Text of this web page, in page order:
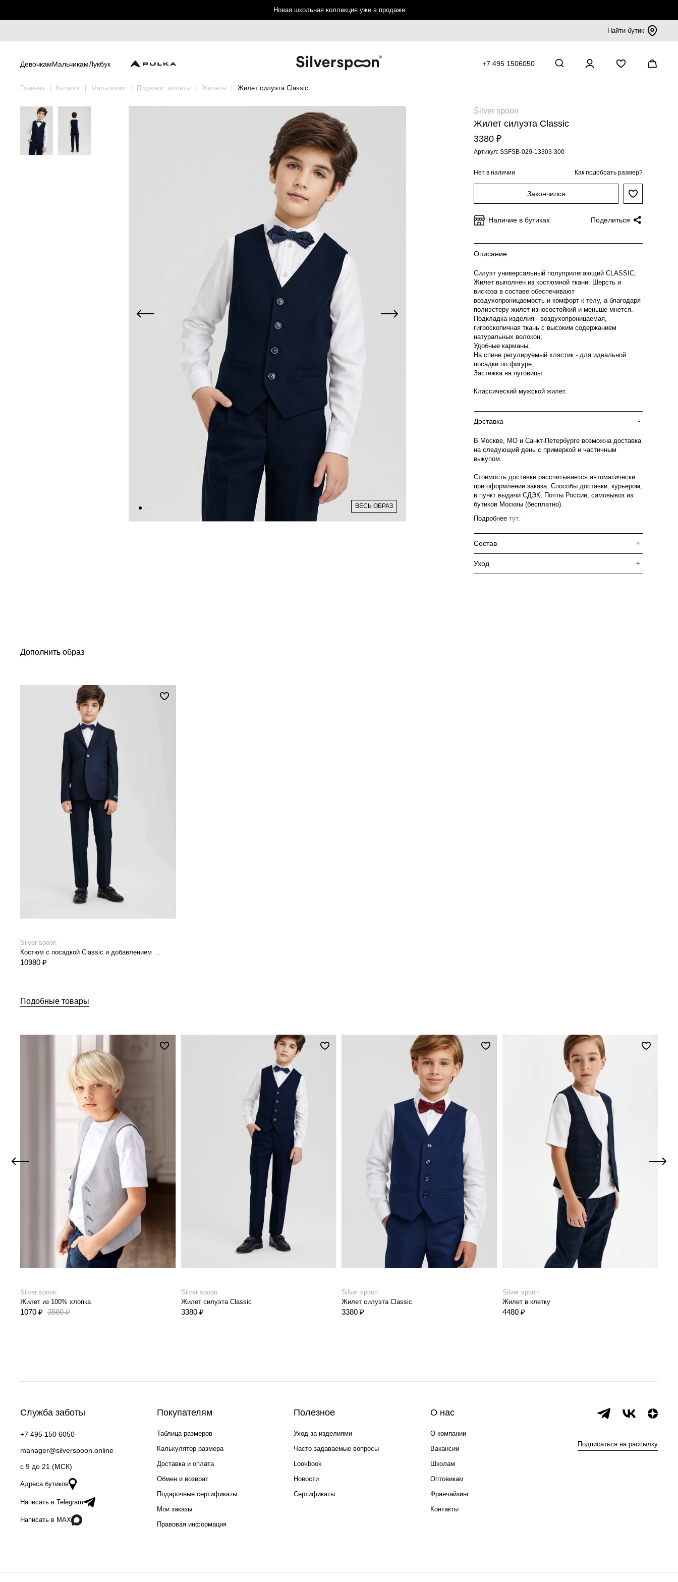
Новая школьная коллекция уже в продаже
Найти бутик
ДевочкамМальчикамЛукбук +7 495 1506050
Главная Каталог Мальчикам Пиджаки, жилеты Жилеты Жилет силуэта Classic
ВЕСЬ ОБРАЗ
Silver spoon
Жилет силуэта Classic
3380 ₽
Артикул: SSFSB-029-13303-300
Нет в наличии Как подобрать размер?
Закончился
Наличие в бутиках Поделиться
Описание -
Силуэт универсальный полуприлегающий CLASSIC;
Жилет выполнен из костюмной ткани. Шерсть и
вискоза в составе обеспечивают
воздухопроницаемость и комфорт к телу, а благодаря
полиэстеру жилет износостойкий и меньше мнется.
Подкладка изделия - воздухопроницаемая,
гигроскопичная ткань с высоким содержанием
натуральных волокон;
Удобные карманы;
На спине регулируемый хлястик - для идеальной
посадки по фигуре;
Застежка на пуговицы.
Классический мужской жилет.
Доставка -
В Москве, МО и Санкт-Петербурге возможна доставка
на следующий день с примеркой и частичным
выкупом.
Стоимость доставки рассчитывается автоматически
при оформлении заказа. Способы доставки: курьером,
в пункт выдачи СДЭК, Почты России, самовывоз из
бутиков Москвы (бесплатно).
Подробнее тут.
Состав +
Уход +
Дополнить образ
Silver spoon
10980 ₽
Подобные товары
Silver spoon
Жилет из 100% хлопка
1070 ₽ 3580 ₽
Silver spoon
Жилет силуэта Classic
3380 ₽
Silver spoon
Жилет силуэта Classic
3380 ₽
Silver spoon
Жилет в клетку
4480 ₽
Служба заботы
+7 495 150 6050
manager@silverspoon.online
c 9 до 21 (МСК)
Адреса бутиков
Написать в Telegram
Написать в MAX
Покупателям
Таблица размеров
Калькулятор размера
Доставка и оплата
Обмен и возврат
Подарочные сертификаты
Мои заказы
Правовая информация
Полезное
Уход за изделиями
Часто задаваемые вопросы
Lookbook
Новости
Сертификаты
О нас
О компании
Вакансии
Школам
Оптовикам
Франчайзинг
Контакты
Подписаться на рассылку